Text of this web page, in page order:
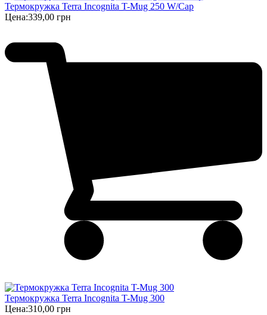
Термокружка Terra Incognita T-Mug 250 W/Cap
Цена:339,00 грн
Термокружка Terra Incognita T-Mug 300
Цена:310,00 грн